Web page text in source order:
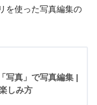
を使った写真編集の
写真」で写真編集 |
しみ方